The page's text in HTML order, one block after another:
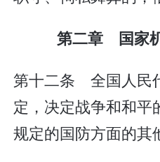
第二章 国家
第十二条 全国人民
定，决定战争和和平
规定的国防方面的其